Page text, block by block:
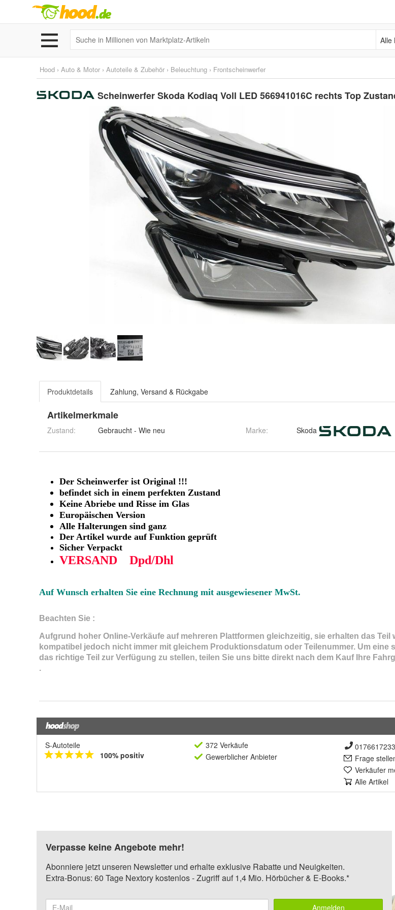
Alle
Hood › Auto & Motor › Autoteile & Zubehör › Beleuchtung › Frontscheinwerfer
Scheinwerfer Skoda Kodiaq Voll LED 566941016C rechts Top
Produktdetails Zahlung, Versand & Rückgabe
Artikelmerkmale
Zustand: Gebraucht - Wie neu Marke: Skoda
S-Autoteile
100% positiv
372 Verkäufe
Gewerblicher Anbieter
Frage
Verkäufer
Alle Artikel
Verpasse keine Angebote mehr!
Abonniere jetzt unseren Newsletter und erhalte exklusive Rabatte und Neuigkeiten.
Extra-Bonus: 60 Tage Nextory kostenlos - Zugriff auf 1,4 Mio. Hörbücher & E-Books.*
Anmelden